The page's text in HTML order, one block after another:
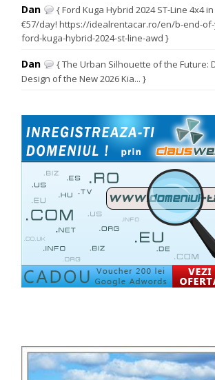
Dan
{ Ford Kuga Hybrid 2024 ST-Line 4x4
€57/day! https://idealrentacar.ro/en/b-end-
ford-kuga-hybrid-2024-st-line-awd }
Dan
{ The Urban Silhouette of the Future:
Design of the New 2026 Kia... }